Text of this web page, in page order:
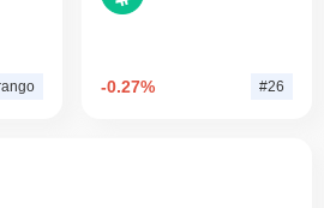
-0.27% #26